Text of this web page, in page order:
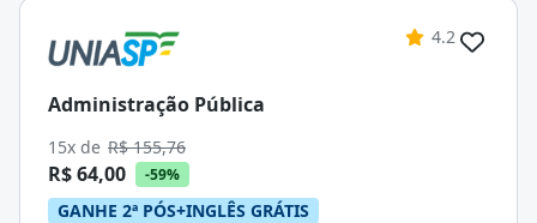
4.2
Administração Pública
15x de R$ 155,76
R$ 64,00 -59%
GANHE 2ª PÓS+INGLÊS GRÁTIS